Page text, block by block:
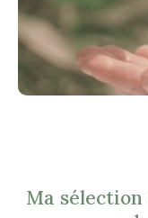
Ma sélection